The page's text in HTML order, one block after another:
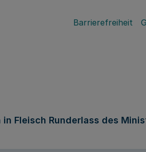
Barrierefreiheit
Fleisch Runderlass des